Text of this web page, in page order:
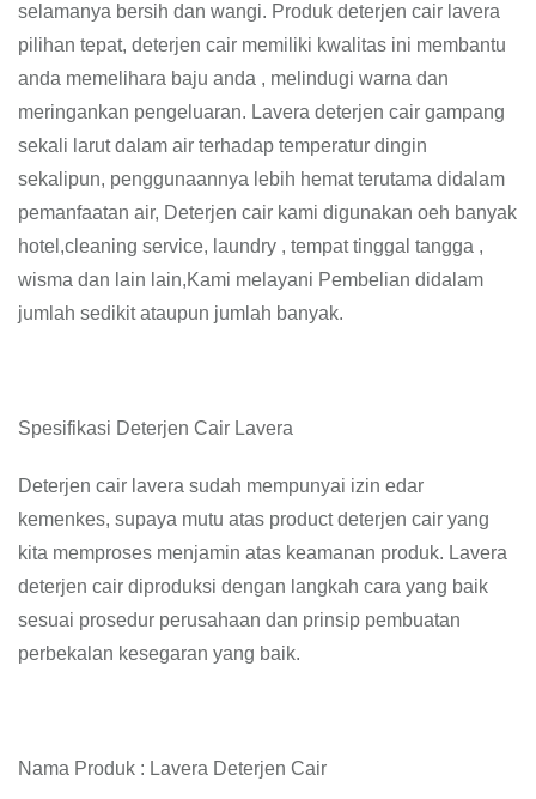
selamanya bersih dan wangi. Produk deterjen cair lavera
pilihan tepat, deterjen cair memiliki kwalitas ini membantu
anda memelihara baju anda , melindugi warna dan
meringankan pengeluaran. Lavera deterjen cair gampang
sekali larut dalam air terhadap temperatur dingin
sekalipun, penggunaannya lebih hemat terutama didalam
pemanfaatan air, Deterjen cair kami digunakan oeh banyak
hotel,cleaning service, laundry , tempat tinggal tangga ,
wisma dan lain lain,Kami melayani Pembelian didalam
jumlah sedikit ataupun jumlah banyak.
Spesifikasi Deterjen Cair Lavera
Deterjen cair lavera sudah mempunyai izin edar
kemenkes, supaya mutu atas product deterjen cair yang
kita memproses menjamin atas keamanan produk. Lavera
deterjen cair diproduksi dengan langkah cara yang baik
sesuai prosedur perusahaan dan prinsip pembuatan
perbekalan kesegaran yang baik.
Nama Produk : Lavera Deterjen Cair